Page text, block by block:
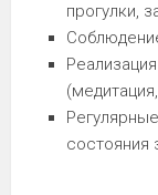
прогулки,
состояния